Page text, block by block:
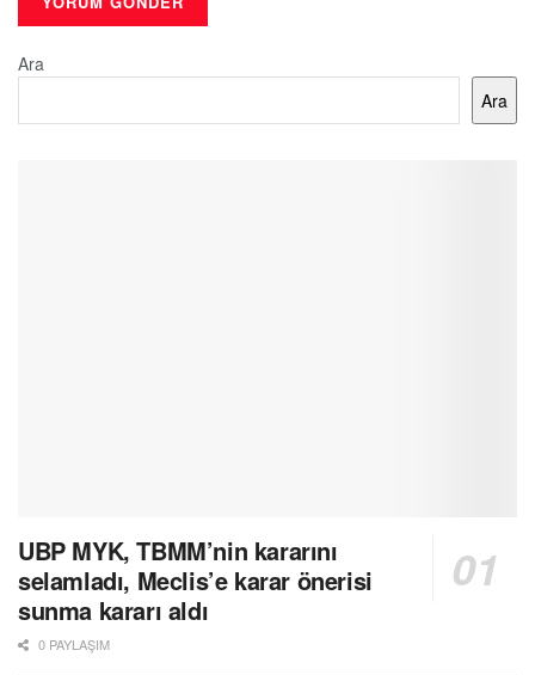
Ara
Ara
UBP MYK, TBMM’nin kararını
selamladı, Meclis’e karar önerisi
sunma kararı aldı
0 PAYLAŞIM